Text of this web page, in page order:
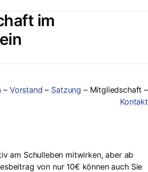
im
– Vorstand – Satzung – Mitgliedschaft –
Kontakt
am Schulleben mitwirken, aber ab
von nur 10€ können auch Sie